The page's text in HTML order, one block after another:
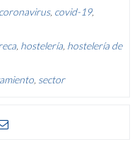
coronavirus, covid-19,
hostelería hostelería de
sector